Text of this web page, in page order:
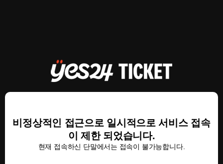
비정상적인 접근으로 일시적으로 서비스 접속
이 제한 되었습니다.
현재 접속하신 단말에서는 접속이 불가능합니다.